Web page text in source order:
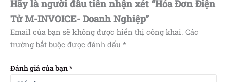
Hãy là người đầu tiên nhận xét “Hóa Đơn Điện
Tử M-INVOICE- Doanh Nghiệp”
Email của bạn sẽ không được hiển thị công khai. Các
trường bắt buộc được đánh dấu *
Đánh giá của bạn*